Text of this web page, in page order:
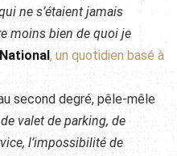
ne s’étaient jamais
moins bien de quoi je
, un quotidien basé à
second degré, pêle-mêle
de valet de parking, de
l’impossibilité de